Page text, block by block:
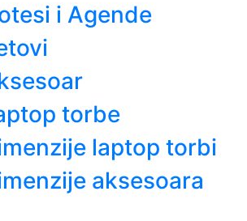
i Agende
torbe
laptop torbi
aksesoara